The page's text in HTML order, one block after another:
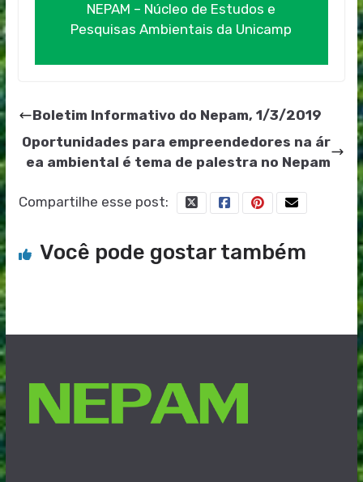
NEPAM – Núcleo de Estudos e
Pesquisas Ambientais da Unicamp
Boletim Informativo do Nepam, 1/3/2019
Oportunidades para empreendedores na ár
ea ambiental é tema de palestra no Nepam
Compartilhe esse post:
Você pode gostar também